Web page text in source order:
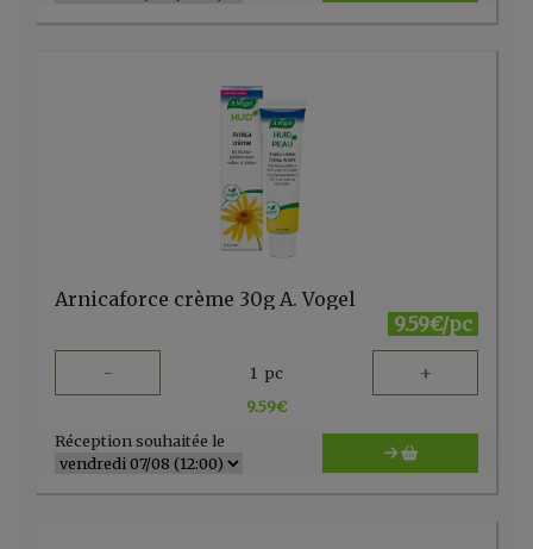
Arnicaforce crème 30g A. Vogel
9.59€/pc
- 1 pc +
9.59€
Réception souhaitée le